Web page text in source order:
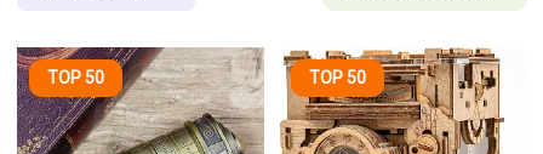
TOP 50 TOP 50